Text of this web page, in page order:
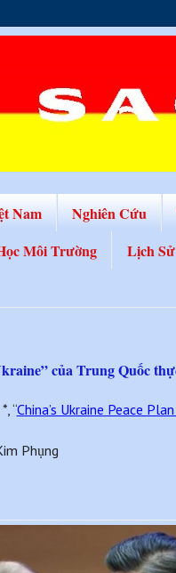
Nam Nghiên Cứu
Môi Trường Lịch
của Trung Quốc
“China’s Ukraine Peace
Phụng